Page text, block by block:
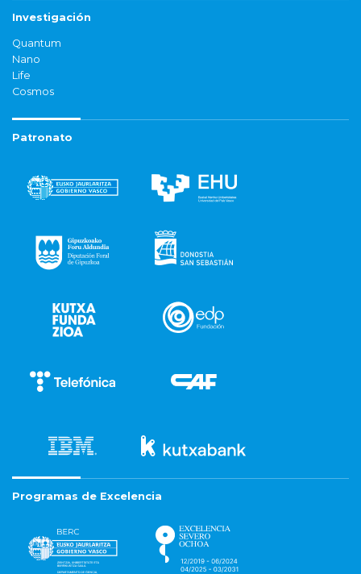
Investigación
Quantum
Nano
Life
Cosmos
Patronato
Programas de Excelencia